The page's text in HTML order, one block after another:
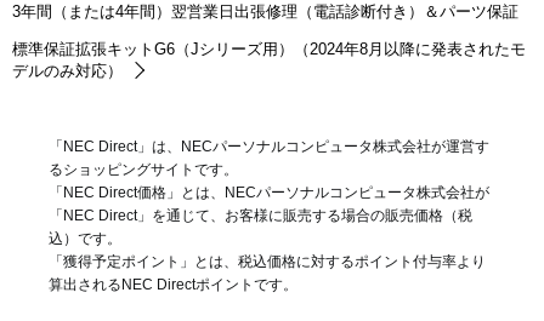
3年間（または4年間）翌営業日出張修理（電話診断付き）＆パーツ保証
標準保証拡張キットG6（Jシリーズ用）（2024年8月以降に発表されたモ
デルのみ対応）
「NEC Direct」は、NECパーソナルコンピュータ株式会社が運営す
るショッピングサイトです。
「NEC Direct価格」とは、NECパーソナルコンピュータ株式会社が
「NEC Direct」を通じて、お客様に販売する場合の販売価格（税
込 ）です。
「獲得予定ポイント」とは、税込価格に対するポイント付与率より
算出されるNEC Directポイントです。